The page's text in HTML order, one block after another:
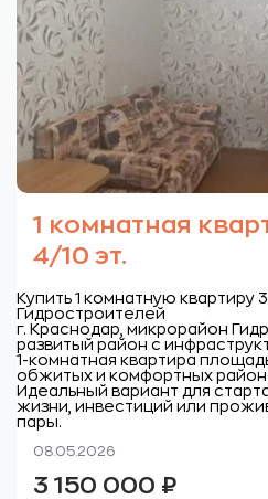
1 комнатная
4/10 эт.
Купить 1 комнатную квартиру
Гидростроителей
г. Краснодар, микрорайон
развитый район с
1-комнатная квартира
обжитых и комфортных
Идеальный вариант для
жизни, инвестиций или
пары.
08.05.2026
3 150 000 ₽